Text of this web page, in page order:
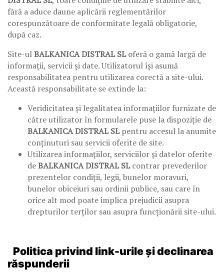
fără a aduce daune aplicării reglementărilor
corespunzătoare de conformitate legală obligatorie,
după caz.
Site-ulBALKANICA DISTRAL SLoferă o gamă largă de
informații, servicii și date. Utilizatorul își asumă
responsabilitatea pentru utilizarea corectă a site-ului.
Această responsabilitate se extinde la:
Veridicitatea și legalitatea informațiilor furnizate de
către utilizator în formularele puse la dispoziție de
BALKANICA DISTRAL SLpentru accesul la anumite
conținuturi sau servicii oferite de site.
Utilizarea informațiilor, serviciilor și datelor oferite
deBALKANICA DISTRAL SLcontrar prevederilor
prezentelor condiții, legii, bunelor moravuri,
bunelor obiceiuri sau ordinii publice, sau care în
orice alt mod poate implica prejudicii asupra
drepturilor terților sau asupra funcționării site-ului.
Politica privind link-urile și declinarea
răspunderii